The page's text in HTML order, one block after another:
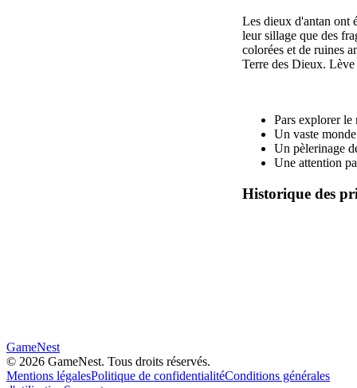
Les dieux d'antan ont
leur sillage que des
colorées et de ruines
Terre des Dieux.
Pars explorer le
Un vaste
Un pèlerinage
Une attention
Historique des
GameNest
© 2026 GameNest. Tous droits réservés.
Mentions légalesPolitique de confidentialitéConditions générales